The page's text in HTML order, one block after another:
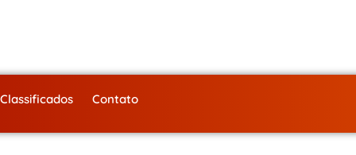
Classificados Contato